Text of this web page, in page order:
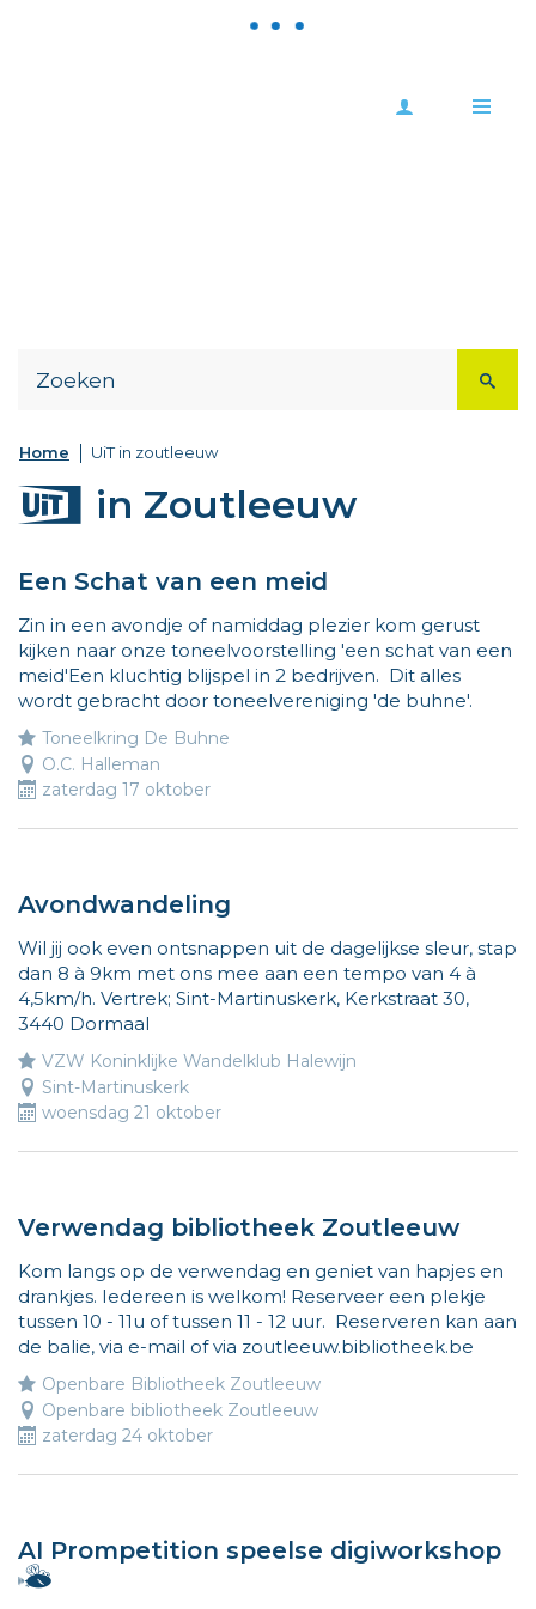
Meld
Home UiT in zoutleeuw
UiT
in Zoutleeuw
activiteiten
Een Schat van een meid
Zin in een avondje of namiddag plezier kom gerust
kijken naar onze toneelvoorstelling 'een schat van een
meid'Een kluchtig blijspel in 2 bedrijven. Dit alles
wordt gebracht door toneelvereniging 'de buhne'.
Toneelkring De Buhne
O.C. Halleman
zaterdag 17 oktober
Avondwandeling
Wil jij ook even ontsnappen uit de dagelijkse sleur, stap
dan 8 à 9km met ons mee aan een tempo van 4 à
4,5km/h. Vertrek; Sint-Martinuskerk, Kerkstraat 30,
3440 Dormaal
VZW Koninklijke Wandelklub Halewijn
Sint-Martinuskerk
woensdag 21 oktober
Verwendag bibliotheek Zoutleeuw
Kom langs op de verwendag en geniet van hapjes en
drankjes. Iedereen is welkom! Reserveer een plekje
tussen 10 - 11u of tussen 11 - 12 uur. Reserveren kan aan
de balie, via e-mail of via zoutleeuw.bibliotheek.be
Openbare Bibliotheek Zoutleeuw
Openbare bibliotheek Zoutleeuw
zaterdag 24 oktober
AI Prompetition speelse digiworkshop
Hallo,